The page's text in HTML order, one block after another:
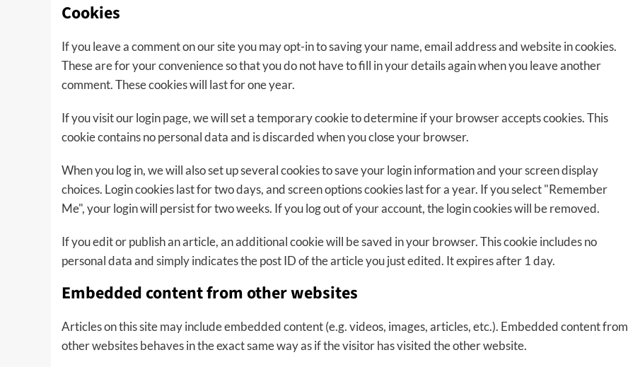
Cookies
If you leave a comment on our site you may opt-in to saving your name, email address and website in cookies.
These are for your convenience so that you do not have to fill in your details again when you leave another
comment. These cookies will last for one year.
If you visit our login page, we will set a temporary cookie to determine if your browser accepts cookies. This
cookie contains no personal data and is discarded when you close your browser.
When you log in, we will also set up several cookies to save your login information and your screen display
choices. Login cookies last for two days, and screen options cookies last for a year. If you select "Remember
Me", your login will persist for two weeks. If you log out of your account, the login cookies will be removed.
If you edit or publish an article, an additional cookie will be saved in your browser. This cookie includes no
personal data and simply indicates the post ID of the article you just edited. It expires after 1 day.
Embedded content from other websites
Articles on this site may include embedded content (e.g. videos, images, articles, etc.). Embedded content from
other websites behaves in the exact same way as if the visitor has visited the other website.